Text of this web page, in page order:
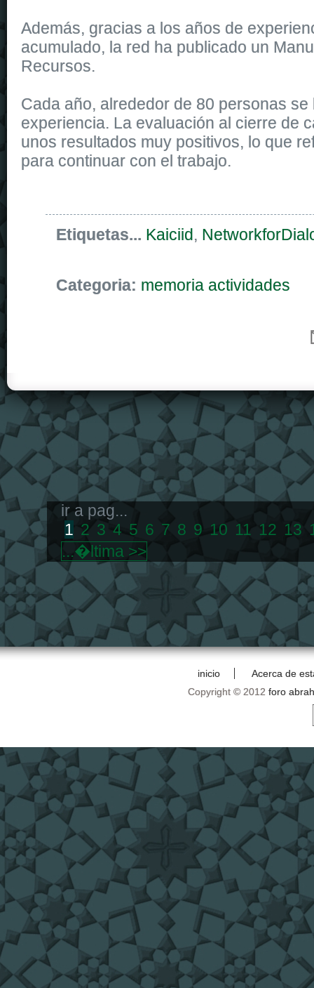
Además, gracias a los años de
acumulado, la red ha publicado un
Recursos.
Cada año, alrededor de 80 personas
experiencia. La evaluación al cierre de
unos resultados muy positivos, lo que
para continuar con el trabajo.
Etiquetas... Kaiciid,
Categoria: memoria actividades
ir a pag...
1 2 3 4 5 6 7 8 9 10 11 12 13
...�ltima >>
inicio
Acerca de
Copyright © 2012 foro